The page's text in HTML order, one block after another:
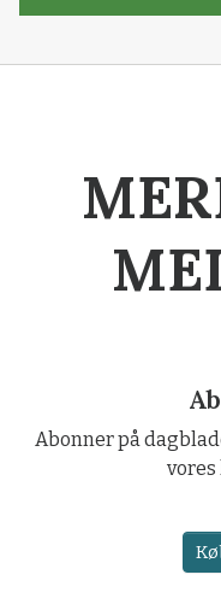
Abonner på
vores